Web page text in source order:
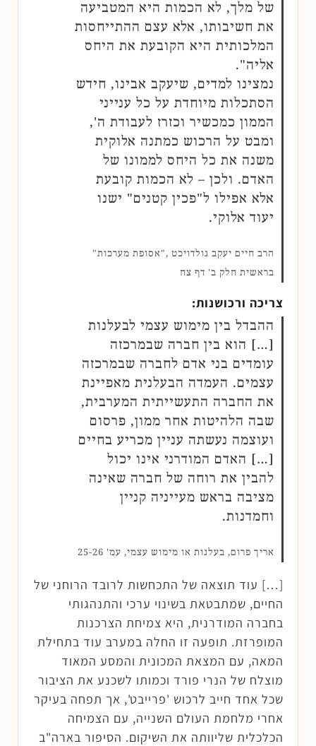
של מלך, לא הכמות היא המטביעה
את חשיבותו, אלא עצם ההתייחסות
המלכותית היא הקובעת את היחס
אליה".
נמצינו למדים, שיעקב אבינו, חידש
הסתכלות מיוחדת על כל ענייני
הממון כמכשיר וכזרז לעבודת ה',
ומבט על הרכוש כמתנה אלוקית
משנה את כל היחס לממונו של
האדם. ולכן – לא הכמות קובעת
אלא אפילו ל"פכין קטנים" ישנו
יעוד אלוקי.
הרב חיים יעקב גולדויכט ,"אסופת מערכות"
בראשית חלק ב' דף צח
צריכה ורכושנות:
ההבדל בין מימוש עצמי לבעלנות
[…] הוא בין חברה שבמרכזה
עומדים בני אדם לחברה שבמרכזה
עצמים. העמדה הבעלנית מאפיינת
את החברה התעשייתית המערבית,
שבה הלהיטות אחר ממון, פרסום
ועוצמה נעשתה עניין מכריע בחיים
[…] האדם המודרני אינו יכול
להבין את רוחה של חברה שאינה
מציבה בראש מעייניה קניין
וחמדנות.
אריך פרום, בעלנות או מימוש עצמי, עמ' 25-26
[…] עוד תוצאה של התכחשות לרובד הרוחני של
החיים, שמתבטאת בשינוי ערכי והתנהגותי
בחברה המודרנית, היא צמיחת הצרכנות
המופרזת. תופעה זו החלה במערב עוד בתחילת
המאה, עם המצאת המכונית והמסע המאוד
מוצלח של הנרי פורד וכמותו לשכנע את הציבור
שכל אחד חייב לרכוש 'פרייבט', אך תפחה בעיקר
אחרי מלחמת העולם השנייה, עם הצמיחה
הכלכלית שליוותה את השיקום. הסיפור בארה"ב